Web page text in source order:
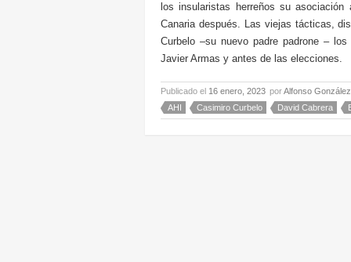
los insularistas herreños su
Canaria después. Las viejas tácticas,
Curbelo –su nuevo padre padrone –
Javier Armas y antes de las elecciones.
Publicado el 16 enero, 2023 porAlfonso
AHI
Casimiro Curbelo David Cabrera